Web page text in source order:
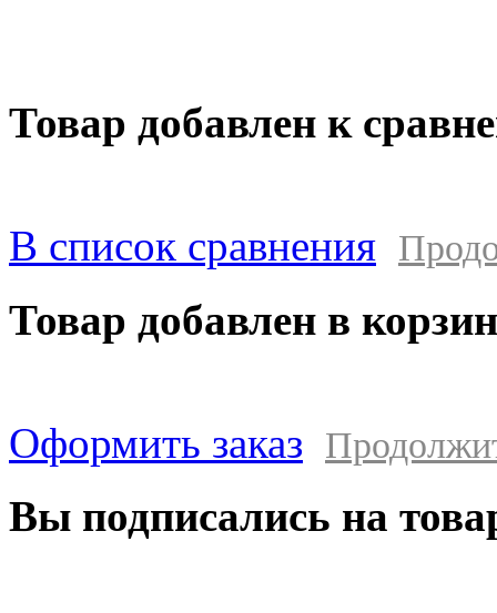
Товар добавлен к
В список сравнения
Товар добавлен в
Оформить заказ
Вы подписались на